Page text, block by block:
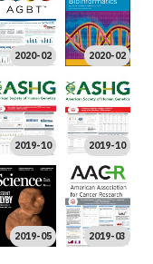
2020-02 2020-02
2019-10 2019-10
2019-05 2019-03